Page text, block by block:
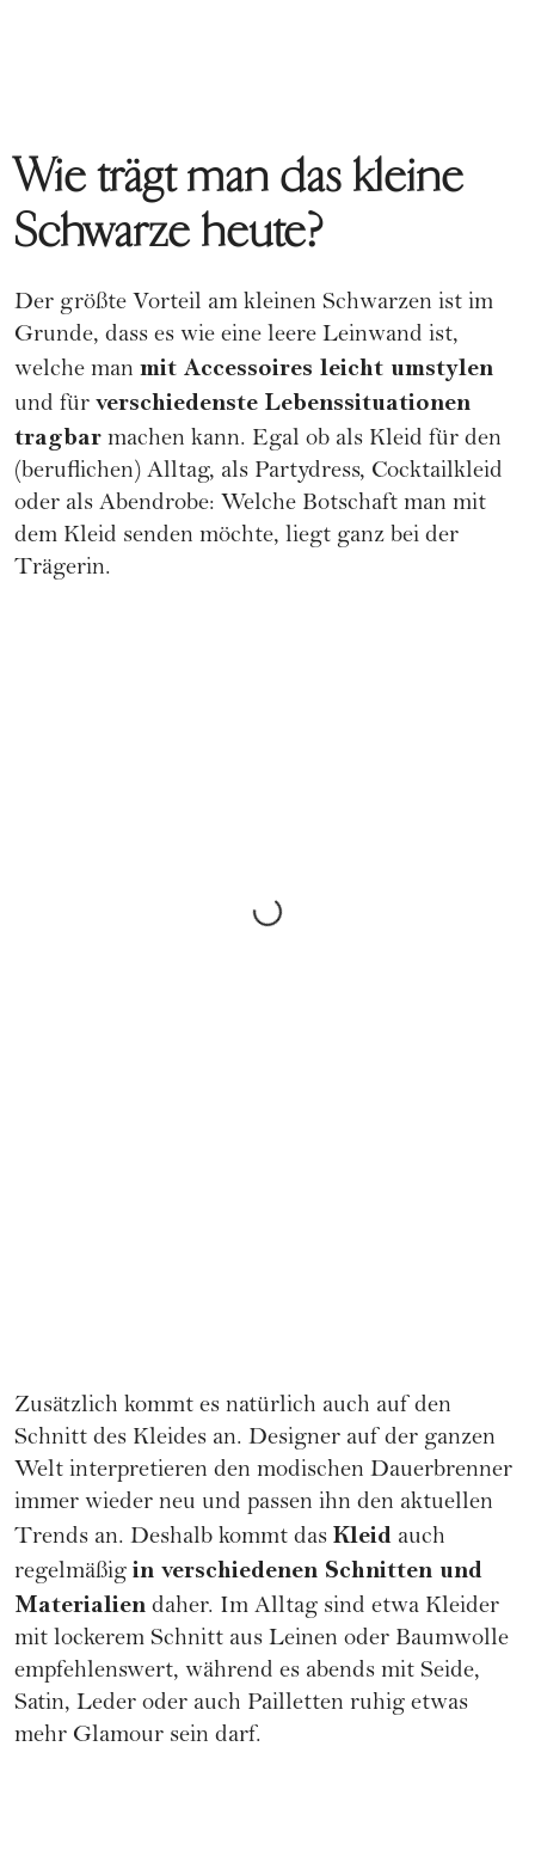
Wie trägt man das kleine
Schwarze heute?
Der größte Vorteil am kleinen Schwarzen ist im
Grunde, dass es wie eine leere Leinwand ist,
welche man mit Accessoires leicht umstylen
und für verschiedenste Lebenssituationen
tragbar machen kann. Egal ob als Kleid für den
(beruflichen) Alltag, als Partydress, Cocktailkleid
oder als Abendrobe: Welche Botschaft man mit
dem Kleid senden möchte, liegt ganz bei der
Trägerin.
Zusätzlich kommt es natürlich auch auf den
Schnitt des Kleides an. Designer auf der ganzen
Welt interpretieren den modischen Dauerbrenner
immer wieder neu und passen ihn den aktuellen
Trends an. Deshalb kommt das Kleid auch
regelmäßig in verschiedenen Schnitten und
Materialien daher. Im Alltag sind etwa Kleider
mit lockerem Schnitt aus Leinen oder Baumwolle
empfehlenswert, während es abends mit Seide,
Satin, Leder oder auch Pailletten ruhig etwas
mehr Glamour sein darf.